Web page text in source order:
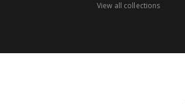
View all collections